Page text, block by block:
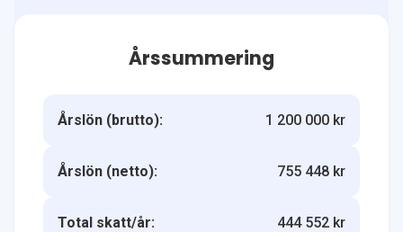
Årssummering
Årslön (brutto): 1 200 000 kr
Årslön (netto): 755 448 kr
Total skatt/år: 444 552 kr